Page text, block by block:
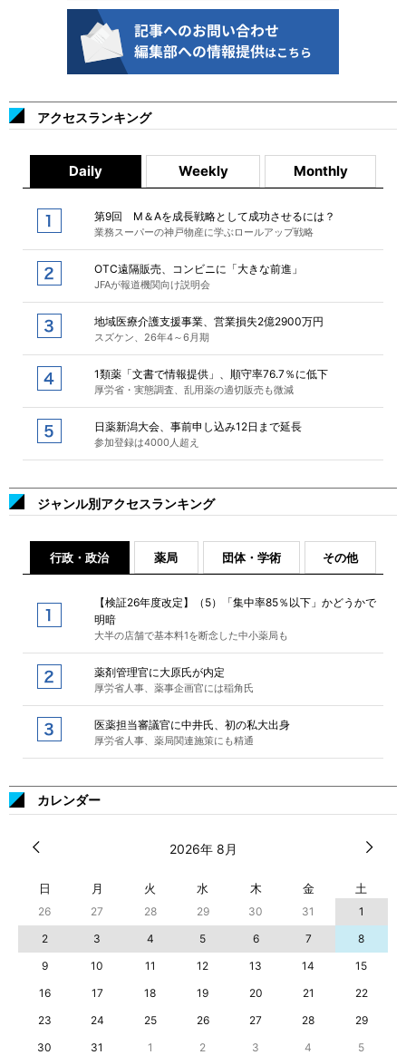
アクセスランキング
Daily Weekly Monthly
第9回 M＆Aを成長戦略として成功させるには？
業務スーパーの神戸物産に学ぶロールアップ戦略
OTC遠隔販売、コンビニに「大きな前進」
JFAが報道機関向け説明会
地域医療介護支援事業、営業損失2億2900万円
スズケン、26年4～6月期
1類薬「文書で情報提供」、順守率76.7％に低下
厚労省・実態調査、乱用薬の適切販売も微減
日薬新潟大会、事前申し込み12日まで延長
参加登録は4000人超え
ジャンル別アクセスランキング
行政・政治 薬局 団体・学術 その他
【検証26年度改定】（5）「集中率85％以下」かどうかで
明暗
大半の店舗で基本料1を断念した中小薬局も
薬剤管理官に大原氏が内定
厚労省人事、薬事企画官には稲角氏
医薬担当審議官に中井氏、初の私大出身
厚労省人事、薬局関連施策にも精通
カレンダー
2026年 8月
日 月 火 水 木 金 土
26 27 28 29 30 31
1
2
3 4 5 6 7
8
9
10 11 12 13 14
15
16
17 18 19 20 21
22
23
24 25 26 27 28
29
30
31 1 2 3 4 5